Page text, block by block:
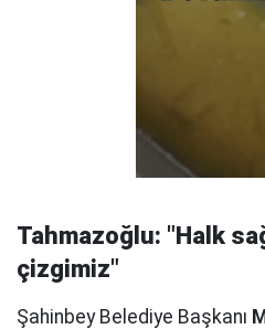
Tahmazoğlu: "Halk
çizgimiz"
Şahinbey Belediye Başkanı